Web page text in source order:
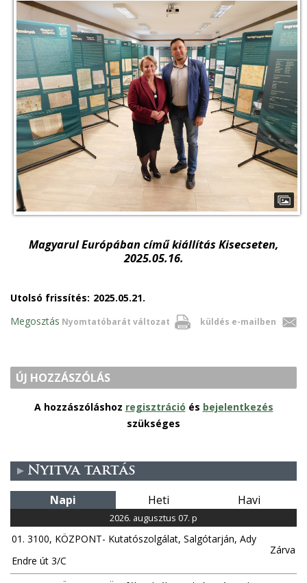
Magyarul Európában című kiállítás Kisecseten,
2025.05.16.
Utolsó frissítés: 2025.05.21.
Nyomtatóbarát változat küldés e-mailben
Megosztás
ÚJ HOZZÁSZÓLÁS
A hozzászóláshoz regisztráció és bejelentkezés
szükséges
Nyitva tartás
Napi Heti Havi
2026. augusztus 07. p
01. 3100, KÖZPONT- Kutatószolgálat, Salgótarján, Ady
Endre út 3/C
Zárva